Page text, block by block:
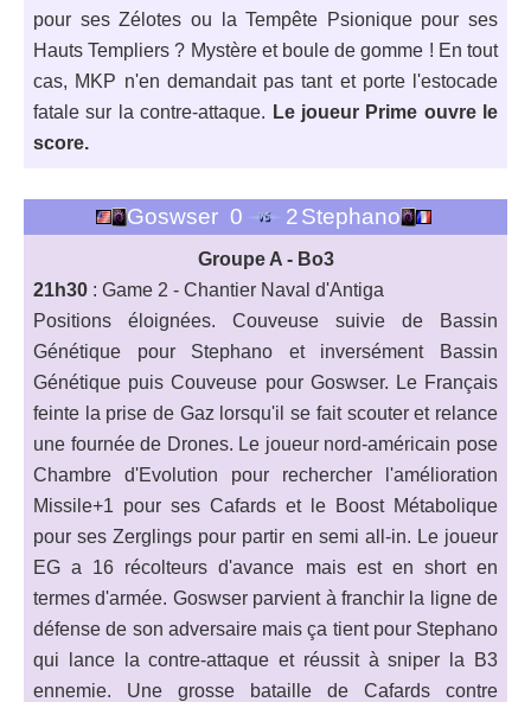
pour ses Zélotes ou la Tempête Psionique pour ses
Hauts Templiers ? Mystère et boule de gomme ! En tout
cas, MKP n'en demandait pas tant et porte l'estocade
fatale sur la contre-attaque. Le joueur Prime ouvre le
score.
Goswser 0 2Stephano
Groupe A - Bo3
21h30 : Game 2 - Chantier Naval d'Antiga
Positions éloignées. Couveuse suivie de Bassin
Génétique pour Stephano et inversément Bassin
Génétique puis Couveuse pour Goswser. Le Français
feinte la prise de Gaz lorsqu'il se fait scouter et relance
une fournée de Drones. Le joueur nord-américain pose
Chambre d'Evolution pour rechercher l'amélioration
Missile+1 pour ses Cafards et le Boost Métabolique
pour ses Zerglings pour partir en semi all-in. Le joueur
EG a 16 récolteurs d'avance mais est en short en
termes d'armée. Goswser parvient à franchir la ligne de
défense de son adversaire mais ça tient pour Stephano
qui lance la contre-attaque et réussit à sniper la B3
ennemie. Une grosse bataille de Cafards contre